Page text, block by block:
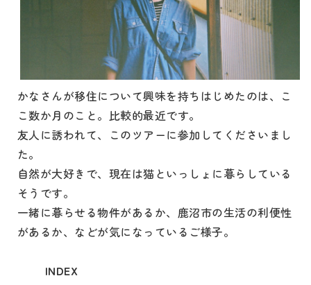
かなさんが移住について興味を持ちはじめたのは、こ
こ数か月のこと。比較的最近です。
友人に誘われて、このツアーに参加してくださいまし
た。
自然が大好きで、現在は猫といっしょに暮らしている
そうです。
一緒に暮らせる物件があるか、鹿沼市の生活の利便性
があるか、などが気になっているご様子。
INDEX